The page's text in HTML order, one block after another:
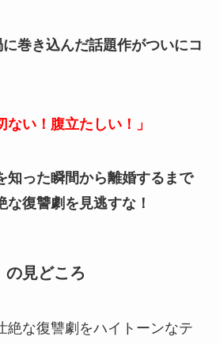
巻き込んだ話題作がついにコ
ない！腹立たしい！」
知った瞬間から離婚するまで
な復讐劇を見逃すな！
の見どころ
絶な復讐劇をハイトーンなテ